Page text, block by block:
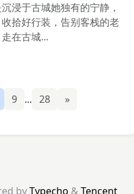
浸于古城她独有的宁静，
拾好行装，告别客栈的老
在古城...
9 ... 28 »
byTypecho & Tencent